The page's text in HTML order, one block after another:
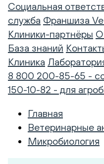
Социальная
служба Франшиза
Клиники-партнёры
База знаний
Клиника
8 800 200-85-65 -
150-10-82 - для
Главная
Ветеринарные
Микробиология